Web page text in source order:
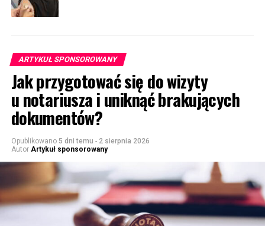
ARTYKUŁ SPONSOROWANY
Jak przygotować się do wizyty
u notariusza i uniknąć brakujących
dokumentów?
Opublikowano 5 dni temu - 2 sierpnia 2026
Autor Artykuł sponsorowany